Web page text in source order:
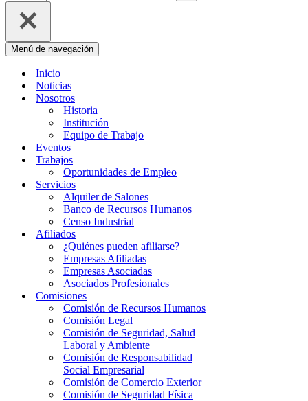
Menú de navegación
Inicio
Noticias
Nosotros
Historia
Institución
Equipo de Trabajo
Eventos
Trabajos
Oportunidades de Empleo
Servicios
Alquiler de Salones
Banco de Recursos Humanos
Censo Industrial
Afiliados
¿Quiénes pueden afiliarse?
Empresas Afiliadas
Empresas Asociadas
Asociados Profesionales
Comisiones
Comisión de Recursos Humanos
Comisión Legal
Comisión de Seguridad, Salud
Laboral y Ambiente
Comisión de Responsabilidad
Social Empresarial
Comisión de Comercio Exterior
Comisión de Seguridad Física